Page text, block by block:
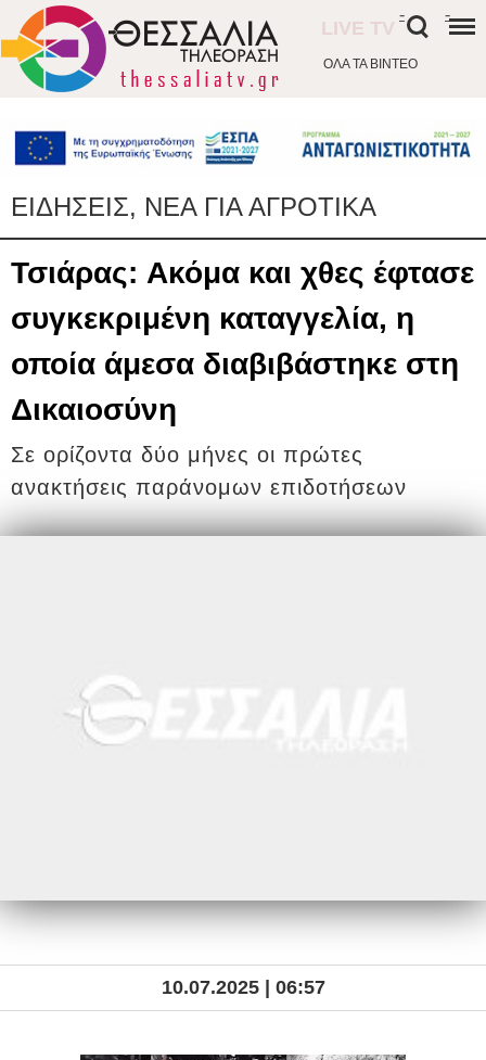
ΟΛΑ ΤΑ ΒΙΝΤΕΟ
LIVE TV
- -
ΕΙΔΗΣΕΙΣ, ΝΕΑ ΓΙΑ ΑΓΡΟΤΙΚΑ
Τσιάρας: Aκόμα και χθες έφτασε
συγκεκριμένη καταγγελία, η
οποία άμεσα διαβιβάστηκε στη
Δικαιοσύνη
Σε ορίζοντα δύο μήνες οι πρώτες
ανακτήσεις παράνομων επιδοτήσεων
10.07.2025 | 06:57